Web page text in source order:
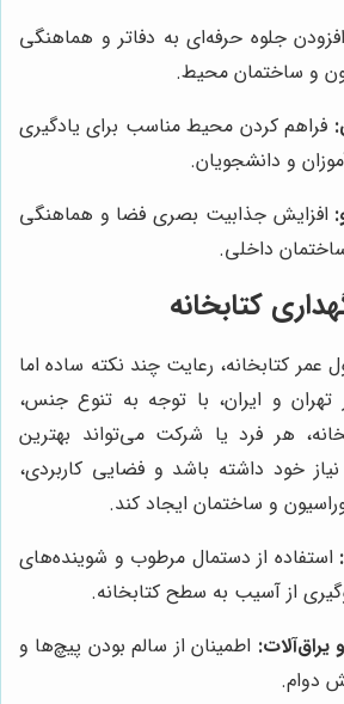
افزودن جلوه حرفه‌ای به دفاتر و هماهنگی
و ساختمان محیط.
فراهم کردن محیط مناسب برای یادگیری
و دانشجویان.
افزایش جذابیت بصری فضا و هماهنگی
داخلی.
کتابخانه
کتابخانه، رعایت چند نکته ساده اما
و ایران، با توجه به تنوع جنس،
هر فرد یا شرکت می‌تواند بهترین
خود داشته باشد و فضایی کاربردی،
و ساختمان ایجاد کند.
استفاده از دستمال مرطوب و شوینده‌های
از آسیب به سطح کتابخانه.
یراق‌آلات: اطمینان از سالم بودن پیچ‌ها و
دوام.